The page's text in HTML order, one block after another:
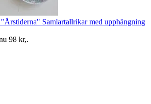
Samlartallrikar med upphängning
98 kr,.